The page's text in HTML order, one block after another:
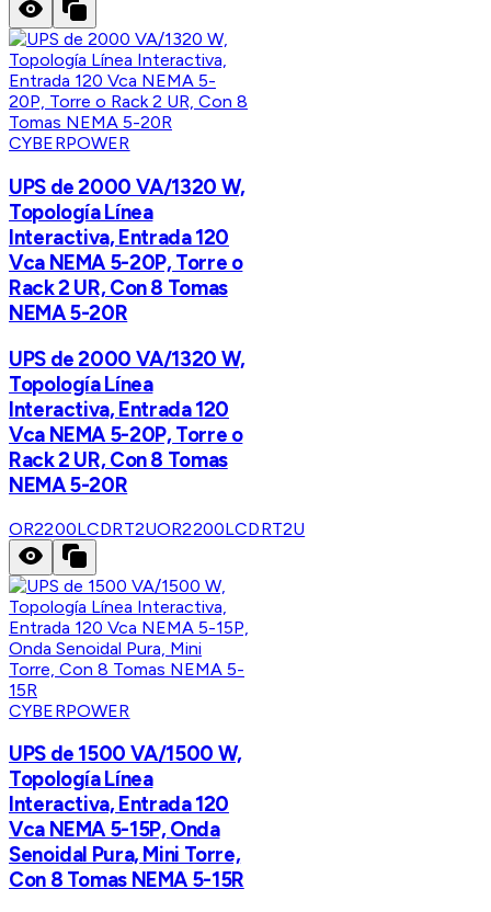
CYBERPOWER
UPS de 2000 VA/1320 W,
Topología Línea
Interactiva, Entrada 120
Vca NEMA 5-20P, Torre o
Rack 2 UR, Con 8 Tomas
NEMA 5-20R
UPS de 2000 VA/1320 W,
Topología Línea
Interactiva, Entrada 120
Vca NEMA 5-20P, Torre o
Rack 2 UR, Con 8 Tomas
NEMA 5-20R
OR2200LCDRT2UOR2200LCDRT2U
CYBERPOWER
UPS de 1500 VA/1500 W,
Topología Línea
Interactiva, Entrada 120
Vca NEMA 5-15P, Onda
Senoidal Pura, Mini Torre,
Con 8 Tomas NEMA 5-15R